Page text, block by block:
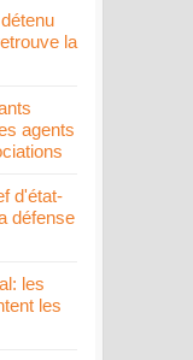
la
agents
d'état-
défense
les
les